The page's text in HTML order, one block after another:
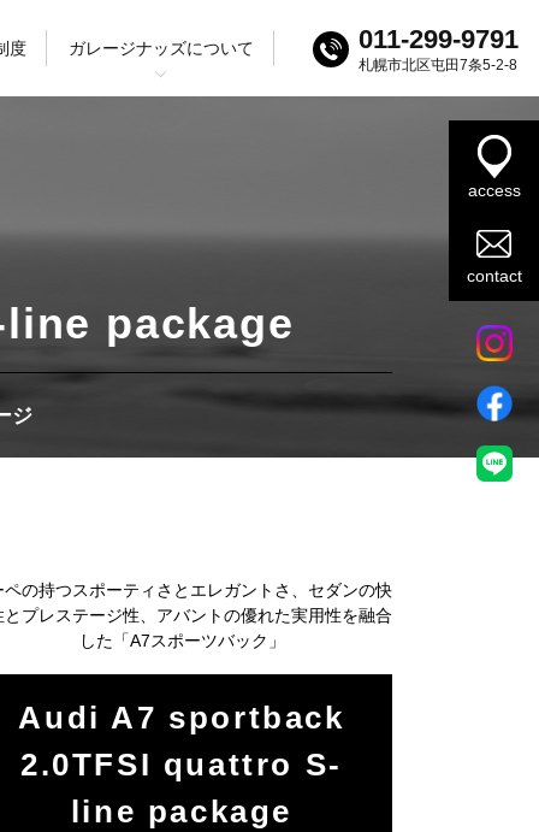
package
ジ
011-299-9791
札幌市北区屯田7条5-2-8
access
contact
度 ガレージナッズについて
ペの持つスポーティさとエレガントさ、セダンの快
とプレステージ性、アバントの優れた実用性を融合
した「A7スポーツバック」
Audi A7 sportback
2.0TFSI quattro S-
line package